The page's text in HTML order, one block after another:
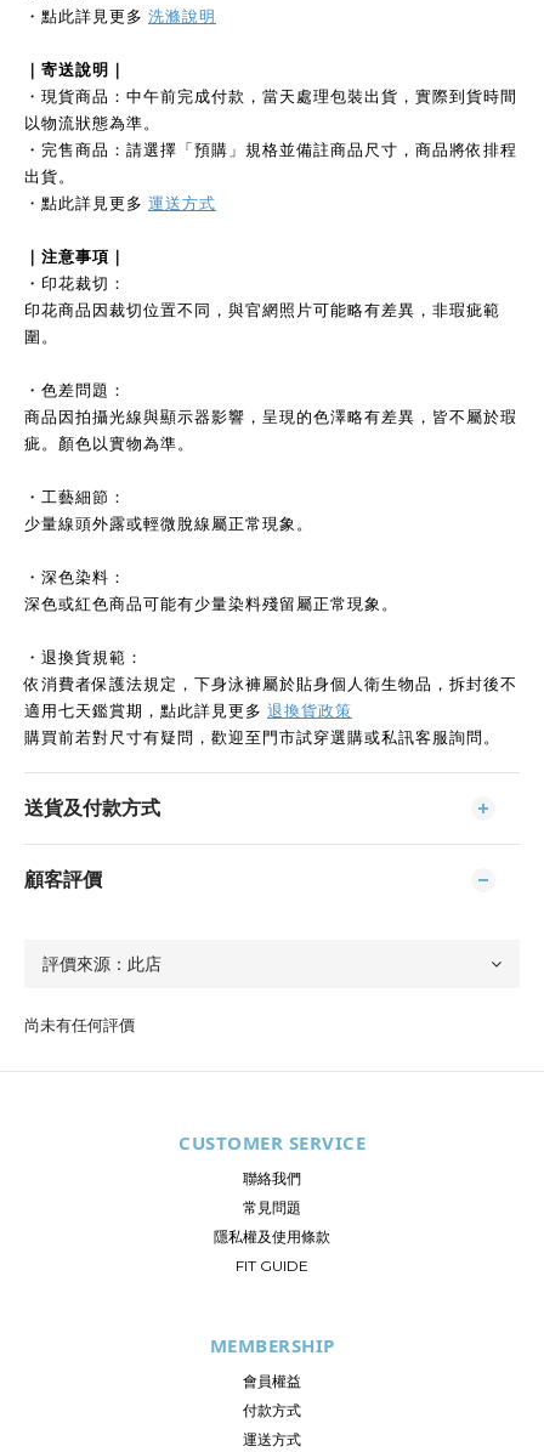
・點此詳見更多 洗滌說明
｜寄送說明｜
・現貨商品：中午前完成付款，當天處理包裝出貨，實際到貨時間
以物流狀態為準。
・完售商品：請選擇「預購」規格並備註商品尺寸，商品將依排程
出貨。
・點此詳見更多 運送方式
｜注意事項｜
・印花裁切：
印花商品因裁切位置不同，與官網照片可能略有差異，非瑕疵範
圍。
・色差問題：
商品因拍攝光線與顯示器影響，呈現的色澤略有差異，皆不屬於瑕
疵。顏色以實物為準。
・工藝細節：
少量線頭外露或輕微脫線屬正常現象。
・深色染料：
深色或紅色商品可能有少量染料殘留屬正常現象。
・退換貨規範：
依消費者保護法規定，下身泳褲屬於貼身個人衛生物品，拆封後不
適用七天鑑賞期，點此詳見更多 退換貨政策
購買前若對尺寸有疑問，歡迎至門市試穿選購或私訊客服詢問。
送貨及付款方式
顧客評價
尚未有任何評價
CUSTOMER SERVICE
聯絡我們
常見問題
隱私權及使用條款
FIT GUIDE
MEMBERSHIP
會員權益
付款方式
運送方式